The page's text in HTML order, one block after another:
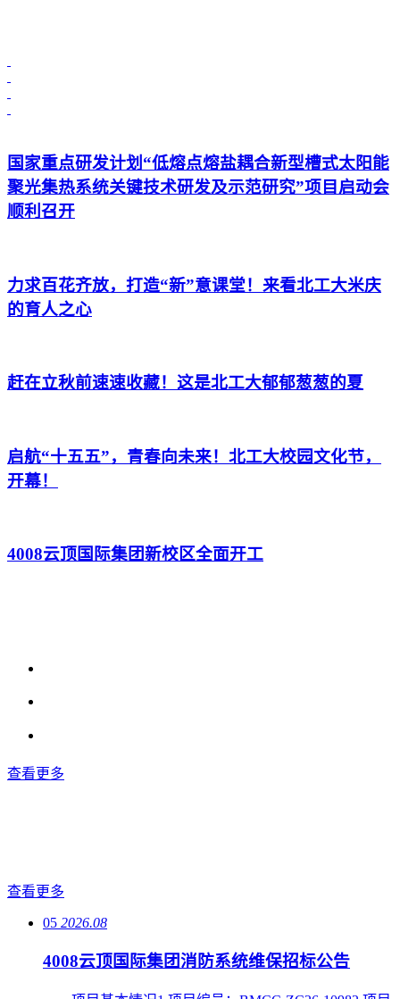
国家重点研发计划“低熔点熔盐耦合新型槽式太阳能
聚光集热系统关键技术研发及示范研究”项目启动会
顺利召开
力求百花齐放，打造“新”意课堂！来看北工大米庆
的育人之心
赶在立秋前速速收藏！这是北工大郁郁葱葱的夏
启航“十五五”，青春向未来！北工大校园文化节，
开幕！
4008云顶国际集团新校区全面开工
查看更多
查看更多
05 2026.08
4008云顶国际集团消防系统维保招标公告